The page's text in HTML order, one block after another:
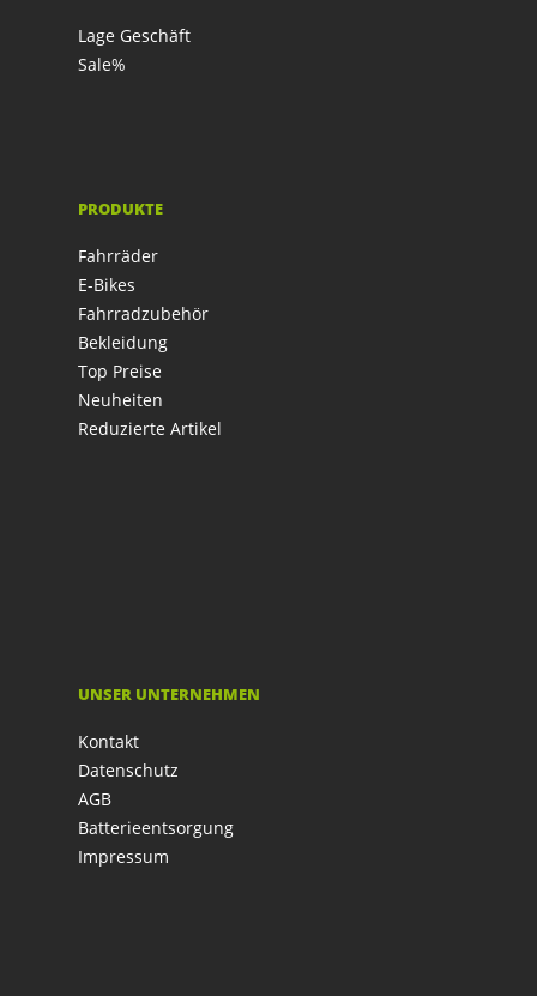
Lage Geschäft
Sale%
PRODUKTE
Fahrräder
E-Bikes
Fahrradzubehör
Bekleidung
Top Preise
Neuheiten
Reduzierte Artikel
UNSER UNTERNEHMEN
Kontakt
Datenschutz
AGB
Batterieentsorgung
Impressum